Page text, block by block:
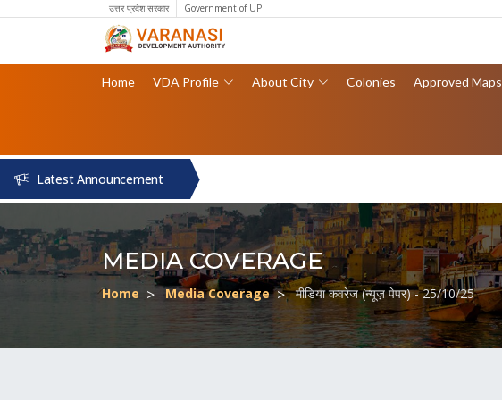
उत्तर प्रदेश सरकार Government of UP
Home VDA Profile About City Colonies Approved Maps
Latest Announcement
MEDIA COVERAGE
Home Media Coverage मीडिया कवरेज (न्यूज़ पेपर) - 25/10/25